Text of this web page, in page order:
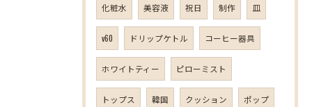
化粧水 美容液 祝日 制作 皿
v60 ドリップケトル コーヒー器具
ホワイトティー ピローミスト
トップス 韓国 クッション ポップ